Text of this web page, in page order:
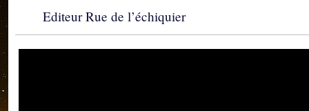
Editeur Rue de l’échiquier